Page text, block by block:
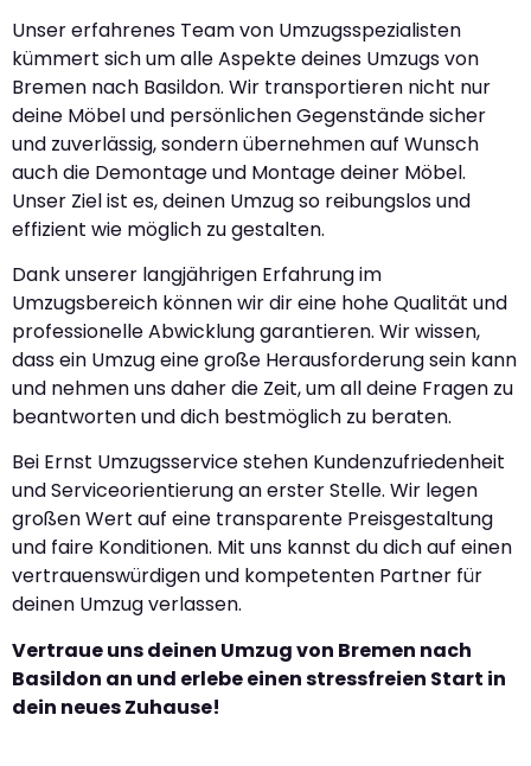
Unser erfahrenes Team von Umzugsspezialisten
kümmert sich um alle Aspekte deines Umzugs von
Bremen nach Basildon. Wir transportieren nicht nur
deine Möbel und persönlichen Gegenstände sicher
und zuverlässig, sondern übernehmen auf Wunsch
auch die Demontage und Montage deiner Möbel.
Unser Ziel ist es, deinen Umzug so reibungslos und
effizient wie möglich zu gestalten.
Dank unserer langjährigen Erfahrung im
Umzugsbereich können wir dir eine hohe Qualität und
professionelle Abwicklung garantieren. Wir wissen,
dass ein Umzug eine große Herausforderung sein kann
und nehmen uns daher die Zeit, um all deine Fragen zu
beantworten und dich bestmöglich zu beraten.
Bei Ernst Umzugsservice stehen Kundenzufriedenheit
und Serviceorientierung an erster Stelle. Wir legen
großen Wert auf eine transparente Preisgestaltung
und faire Konditionen. Mit uns kannst du dich auf einen
vertrauenswürdigen und kompetenten Partner für
deinen Umzug verlassen.
Vertraue uns deinen Umzug von Bremen nach
Basildon an und erlebe einen stressfreien Start in
dein neues Zuhause!